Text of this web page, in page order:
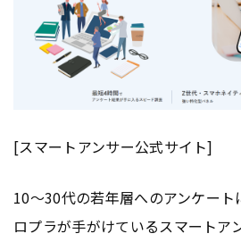
[スマートアンサー公式サイト]
10〜30代の若年層へのアンケー
ロプラが手がけているスマートア